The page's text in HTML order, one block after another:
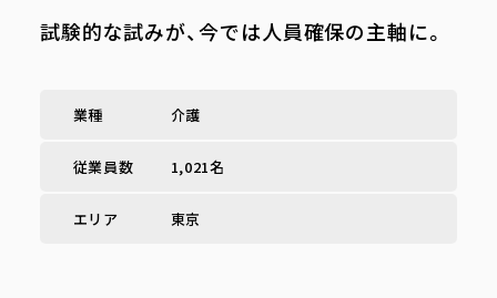
試験的な試みが、今では人員確保の主軸に。
業種 介護
従業員数 1,021名
エリア 東京